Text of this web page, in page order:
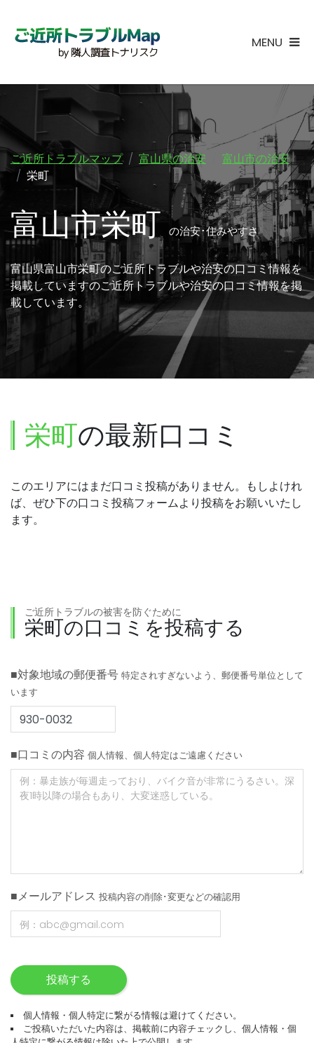
MENU
ご近所トラブルマップ 富山県の治安
富山市の治安
栄町
富山市栄町の治安･住みやすさ
富山県富山市栄町のご近所トラブルや治安の口コミ情報を
掲載していますのご近所トラブルや治安の口コミ情報を掲
載しています。
栄町の最新口コミ
このエリアにはまだ口コミ投稿がありません。もしよけれ
ば、ぜひ下の口コミ投稿フォームより投稿をお願いいたし
ます。
ご近所トラブルの被害を防ぐために
栄町の口コミを投稿する
■対象地域の郵便番号 特定されすぎないよう、郵便番号単位として
います
■口コミの内容 個人情報、個人特定はご遠慮ください
■メールアドレス 投稿内容の削除･変更などの確認用
投稿する
個人情報・個人特定に繋がる情報は避けてください。
ご投稿いただいた内容は、掲載前に内容チェックし、個人情報・個